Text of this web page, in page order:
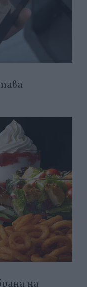
на